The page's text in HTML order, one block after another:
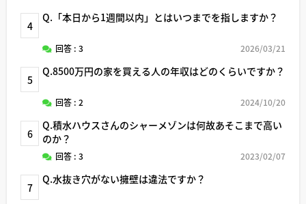
4
Q.「本日から1週間以内」とはいつまでを指しますか？
回答 : 3 2026/03/21
5
Q.8500万円の家を買える人の年収はどのくらいですか？
回答 : 2 2024/10/20
6
Q.積水ハウスさんのシャーメゾンは何故あそこまで高い
のか？
回答 : 3 2023/02/07
7
Q.水抜き穴がない擁壁は違法ですか？